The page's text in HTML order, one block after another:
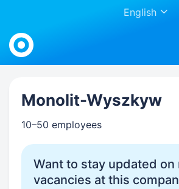
English
Work.ua
Monolit-Wyszkyw
10–50 employees
Want to stay updated on
vacancies at this